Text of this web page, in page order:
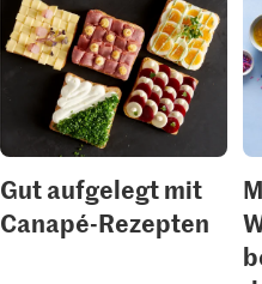
Gut aufgelegt mit
Canapé-Rezepten